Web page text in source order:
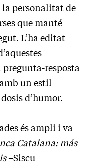
personalitat de
que manté
L’ha editat
resposta
un estil
d’humor.
és ampli i va
Catalana: más
–Siscu